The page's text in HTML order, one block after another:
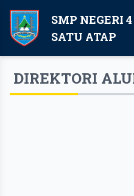
SMP NEGERI
SATU ATAP
DIREKTORI